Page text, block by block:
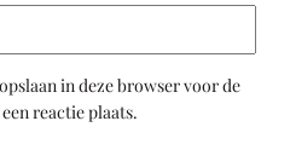
in deze browser voor de
reactie plaats.